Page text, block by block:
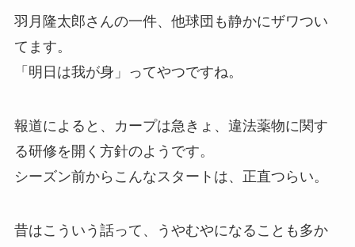
羽月隆太郎さんの一件、他球団も静かにザワつい
てます。
「明日は我が身」ってやつですね。
報道によると、カープは急きょ、違法薬物に関す
る研修を開く方針のようです。
シーズン前からこんなスタートは、正直つらい。
昔はこういう話って、うやむやになることも多か